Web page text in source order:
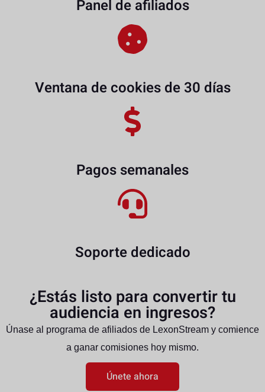
Panel de afiliados
Ventana de cookies de 30 días
Pagos semanales
Soporte dedicado
¿Estás listo para convertir tu
audiencia en ingresos?
Únase al programa de afiliados de LexonStream y comience
a ganar comisiones hoy mismo.
Únete ahora